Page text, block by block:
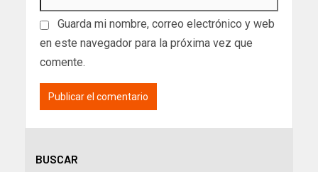
Guarda mi nombre, correo electrónico y web
en este navegador para la próxima vez que
comente.
BUSCAR